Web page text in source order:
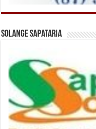
Solange Sapataria